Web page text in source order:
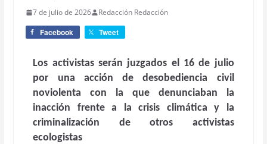
7 de julio de 2026 Redacción Redacción
Facebook Tweet
Los activistas serán juzgados el 16 de julio
por una acción de desobediencia civil
noviolenta con la que denunciaban la
inacción frente a la crisis climática y la
criminalización de otros activistas
ecologistas